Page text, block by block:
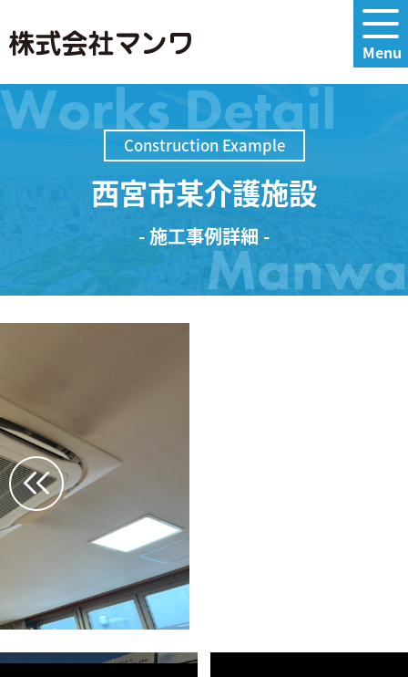
Works Detail
Manwa
Construction Example
西宮市某介護施設
- 施工事例詳細 -